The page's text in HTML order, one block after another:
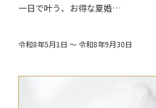
一日で叶う、お得な夏婚…
令和8年5月1日 ～ 令和8年9月30日